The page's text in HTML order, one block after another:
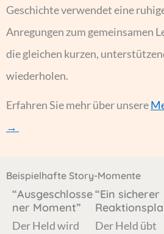
Geschichte verwendet eine
Anregungen zum gemeinsamen
die gleichen kurzen,
wiederholen.
Erfahren Sie mehr über unsere
→
Beispielhafte Story-Momente
“Ausgeschlosse
ner Moment”
Der Held wird
“Ein sicherer
Der Held übt